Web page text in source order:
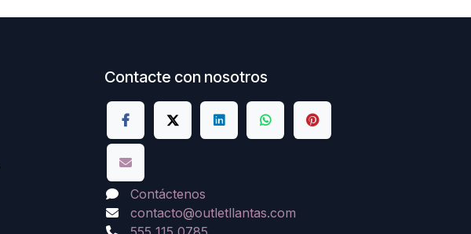
Contacte con nosotros
Contáctenos
contacto@outletllantas.com